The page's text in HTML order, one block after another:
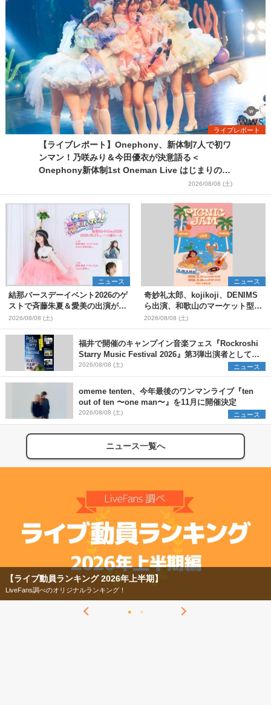
ライブレポート
【ライブレポート】Onephony、新体制7人で初ワ
ンマン！乃咲みり＆今田優衣が決意語る＜
Onephony新体制1st Oneman Live はじまりの夏
2026/08/08 (土)
ニュース
結那バースデーイベント2026のゲ
ストで斉藤朱夏＆愛美の出演が決
定
2026/08/08 (土)
ニュース
奇妙礼太郎、kojikoji、DENIMS
ら出演、和歌山のマーケット型野
外イベント『PICNIC JAM
2026』早割チケット発売開始
2026/08/08 (土)
福井で開催のキャンプイン音楽フェス『Rockroshi
Starry Music Festival 2026』第3弾出演者として
SCOOBIE DO、かりゆし58、Reiを発表
2026/08/08 (土) ニュース
omeme tenten、今年最後のワンマンライブ『ten
out of ten 〜one man〜』を11月に開催決定
2026/08/08 (土) ニュース
ニュース一覧へ
【ライブ動員ランキング 2026年上半期】
LiveFans調べのオリジナルランキング！